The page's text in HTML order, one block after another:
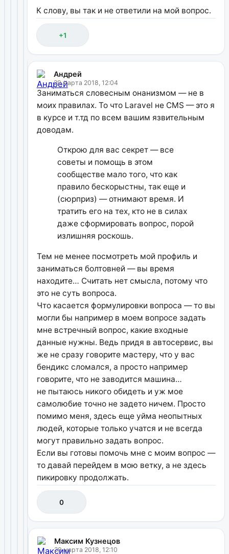
К слову, вы так и не ответили на мой вопрос.
+1
Андрей
29 марта 2018, 12:04
Заниматься словесным онанизмом — не в
моих правилах. То что Laravel не CMS — это я
в курсе и т.тд по всем вашим язвительным
доводам.
Открою для вас секрет — все
советы и помощь в этом
сообществе мало того, что как
правило бескорыстны, так еще и
(сюрприз) — отнимают время. И
тратить его на тех, кто не в силах
даже сформировать вопрос, порой
излишняя роскошь.
Тем не менее посмотреть мой профиль и
заниматься болтовней — вы время
находите… Считать нет смысла, потому что
это не суть вопроса.
Что касается формулировки вопроса — то вы
могли бы например в моем вопросе задать
мне встречный вопрос, какие входные
данные нужны. Ведь придя в автосервис, вы
же не сразу говорите мастеру, что у вас
бендикс сломался, а просто например
говорите, что не заводится машина…
не пытаюсь никого обидеть и уж мое
самолюбие точно не задето ничем. Просто
помимо меня, здесь еще уйма неопытных
людей, которые только учатся и не всегда
могут правильно задать вопрос.
Если вы готовы помочь мне с моим вопрос —
то давай перейдем в мою ветку, а не здесь
пикировку продолжать.
0
Максим Кузнецов
29 марта 2018, 12:10